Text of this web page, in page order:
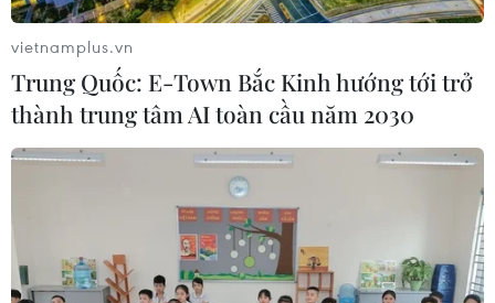
vietnamplus.vn
Trung Quốc: E-Town Bắc Kinh hướng tới trở
thành trung tâm AI toàn cầu năm 2030